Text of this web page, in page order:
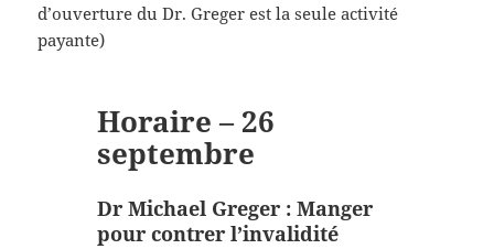
d’ouverture du Dr. Greger est la seule activité
payante)
Horaire – 26
septembre
Dr Michael Greger : Manger
pour contrer l’invalidité